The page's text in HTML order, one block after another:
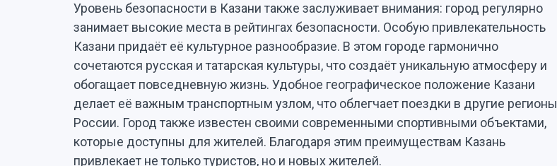
Уровень безопасности в Казани также заслуживает внимания: город регулярно
занимает высокие места в рейтингах безопасности. Особую привлекательность
Казани придаёт её культурное разнообразие. В этом городе гармонично
сочетаются русская и татарская культуры, что создаёт уникальную атмосферу и
обогащает повседневную жизнь. Удобное географическое положение Казани
делает её важным транспортным узлом, что облегчает поездки в другие регионы
России. Город также известен своими современными спортивными объектами,
которые доступны для жителей. Благодаря этим преимуществам Казань
привлекает не только туристов, но и новых жителей.